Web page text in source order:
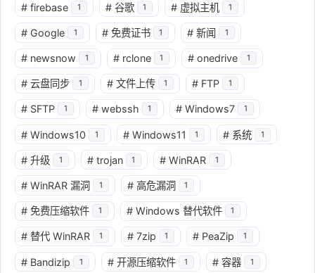
# firebase 1 # 谷歌 1 # 虚拟主机 1
# Google 1 # 免费证书 1 # 新闻 1
# newsnow 1 # rclone 1 # onedrive 1
# 云盘同步 1 # 文件上传 1 # FTP 1
# SFTP 1 # webssh 1 # Windows7 1
# Windows10 1 # Windows11 1 # 系统 1
# 升级 1 # trojan 1 # WinRAR 1
# WinRAR 漏洞 1 # 高危漏洞 1
# 免费压缩软件 1 # Windows 替代软件 1
# 替代 WinRAR 1 # 7zip 1 # PeaZip 1
# Bandizip 1 # 开源压缩软件 1 # 容器 1